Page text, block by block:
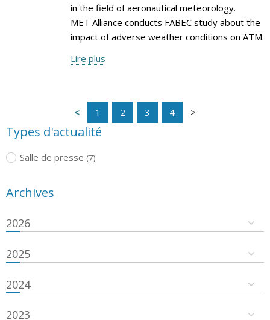
in the field of aeronautical meteorology.
MET Alliance conducts FABEC study about the
impact of adverse weather conditions on ATM.
Lire plus
1 2 3 4
Types d'actualité
Salle de presse (7)
Archives
2026
2025
2024
2023